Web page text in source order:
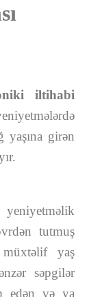
iltihabi
yaşına girən
tutmuş
yaş
səpgilər
edən və ya